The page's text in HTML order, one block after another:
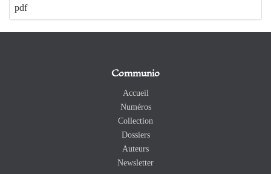
pdf
Communio
Accueil
Numéros
Collection
Dossiers
Auteurs
Newsletter